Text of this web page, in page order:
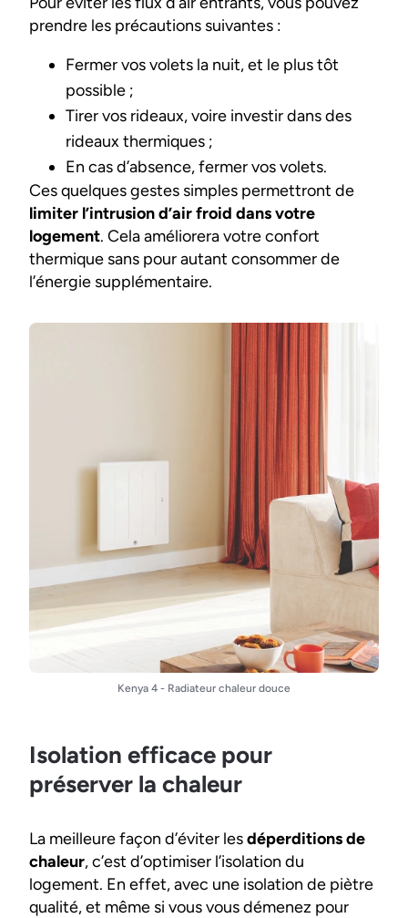
prendre les précautions suivantes :
Fermer vos volets la nuit, et le plus tôt
possible ;
Tirer vos rideaux, voire investir dans des
rideaux thermiques ;
En cas d’absence, fermer vos volets.
Ces quelques gestes simples permettront de
limiter l’intrusion d’air froid dans votre
logement. Cela améliorera votre confort
thermique sans pour autant consommer de
l’énergie supplémentaire.
Kenya 4 - Radiateur chaleur douce
Isolation efficace pour
préserver la chaleur
La meilleure façon d’éviter lesdéperditions de
chaleur, c’est d’optimiser l’isolation du
logement. En effet, avec une isolation de piètre
qualité, et même si vous vous démenez pour